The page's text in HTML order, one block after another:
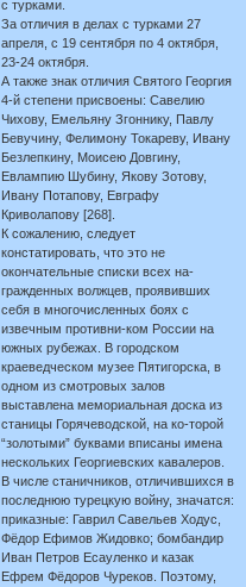
с турками.
За отличия в делах с турками 27
апреля, с 19 сентября по 4 октября,
23-24 октября.
А также знак отличия Святого Георгия
4-й степени присвоены: Савелию
Чихову, Емельяну Згоннику, Павлу
Бевучину, Фелимону Токареву, Ивану
Безлепкину, Моисею Довгину,
Евлампию Шубину, Якову Зотову,
Ивану Потапову, Евграфу
Криволапову [268].
К сожалению, следует
констатировать, что это не
окончательные списки всех на-
гражденных волжцев, проявивших
себя в многочисленных боях с
извечным противни-ком России на
южных рубежах. В городском
краеведческом музее Пятигорска, в
одном из смотровых залов
выставлена мемориальная доска из
станицы Горячеводской, на ко-торой
“золотыми” буквами вписаны имена
нескольких Георгиевских кавалеров.
В числе станичников, отличившихся в
последнюю турецкую войну, значатся:
приказные: Гаврил Савельев Ходус,
Фёдор Ефимов Жидовко; бомбандир
Иван Петров Есауленко и казак
Ефрем Фёдоров Чуреков. Поэтому,